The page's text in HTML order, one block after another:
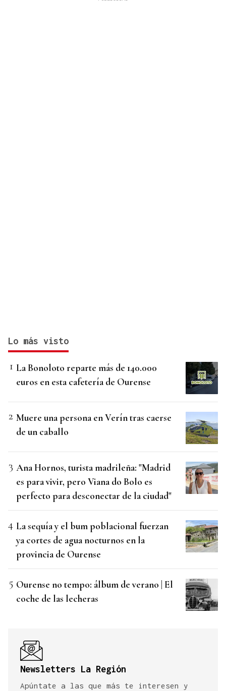
Lo más visto
La Bonoloto reparte más de 140.000
euros en esta cafetería de Ourense
Muere una persona en Verín tras caerse
de un caballo
Ana Hornos, turista madrileña: "Madrid
es para vivir, pero Viana do Bolo es
perfecto para desconectar de la ciudad"
La sequía y el bum poblacional fuerzan
ya cortes de agua nocturnos en la
provincia de Ourense
Ourense no tempo: álbum de verano | El
coche de las lecheras
Newsletters La Región
Apúntate a las que más te interesen y